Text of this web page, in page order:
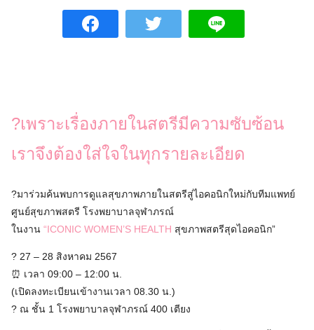
?เพราะเรื่องภายในสตรีมีความซับซ้อน
เราจึงต้องใส่ใจในทุกรายละเอียด
?มาร่วมค้นพบการดูแลสุขภาพภายในสตรีสู่ไอคอนิกใหม่กับทีมแพทย์
ศูนย์สุขภาพสตรี โรงพยาบาลจุฬาภรณ์
ในงาน “ICONIC WOMEN’S HEALTH สุขภาพสตรีสุดไอคอนิก”
? 27 – 28 สิงหาคม 2567
⏰ เวลา 09:00 – 12:00 น.
(เปิดลงทะเบียนเข้างานเวลา 08.30 น.)
? ณ ชั้น 1 โรงพยาบาลจุฬาภรณ์ 400 เตียง